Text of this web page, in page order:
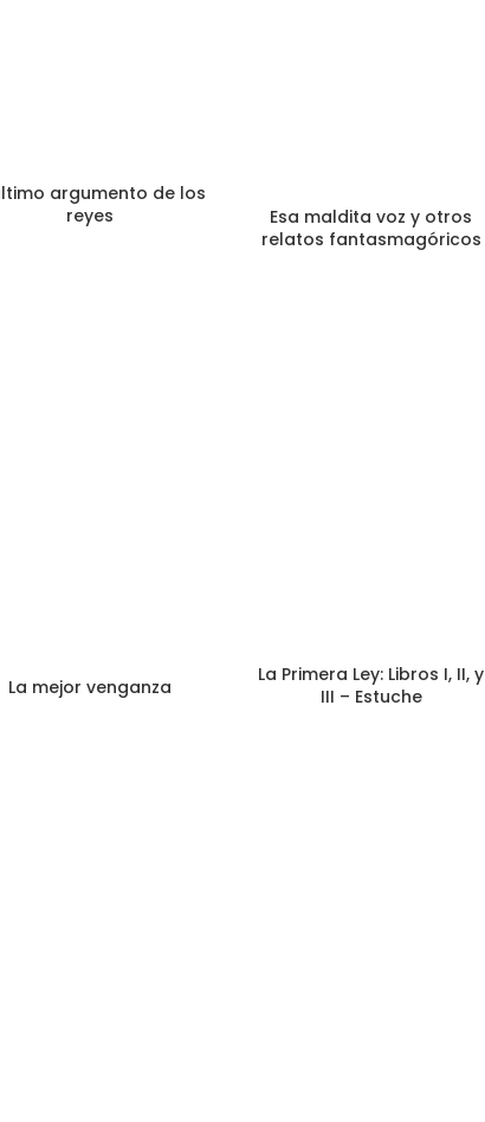
argumento de los
reyes
Esa maldita voz y otros
relatos fantasmagóricos
La mejor venganza
La Primera Ley: Libros I, II, y
III – Estuche